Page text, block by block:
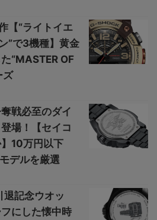
【“ライトイエ
”で3機種】黄金
“MASTER OF
ズ
戦必至のダイ
場！【セイコ
10万円以下
デルを厳選
退記念ウオッ
にした懐中時